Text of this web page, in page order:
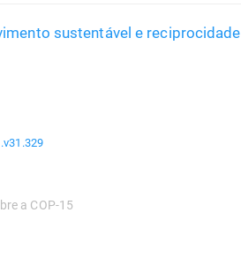
sustentável e reciprocidade
a COP-15